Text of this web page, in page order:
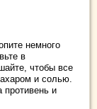
немного
в
чтобы все
и солью.
и